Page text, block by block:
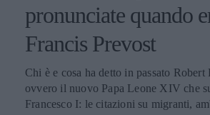
pronunciate quando
Francis Prevost
Chi è e cosa ha detto in passato Robert
ovvero il nuovo Papa Leone XIV che
Francesco I: le citazioni su migranti,